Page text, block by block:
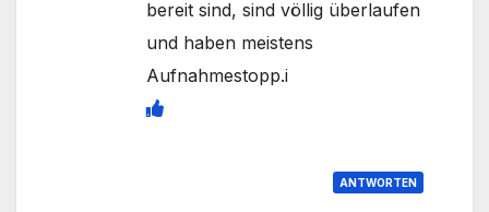
bereit sind, sind völlig überlaufen
und haben meistens
Aufnahmestopp.i
ANTWORTEN